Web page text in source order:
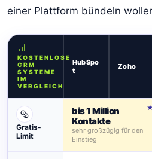
einer Plattform bündeln
KOSTENLOSE
CRM
SYSTEME
IM
VERGLEICH
HubSpo
t
Zoho
Gratis-
Limit
bis 1 Million
Kontakte
sehr großzügig für den
Einstieg